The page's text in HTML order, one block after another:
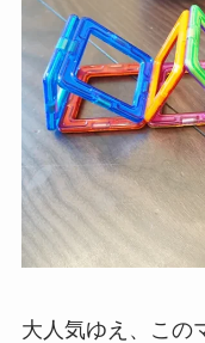
大人気ゆえ、この